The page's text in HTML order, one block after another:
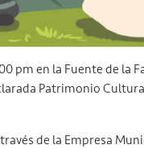
pm en la Fuente de la
Patrimonio
de la Empresa